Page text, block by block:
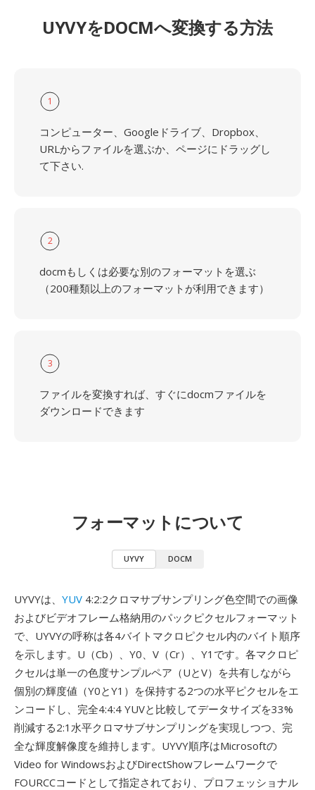
UYVYをDOCMへ変換する方法
1
コンピューター、Googleドライブ、Dropbox、
URLからファイルを選ぶか、ページにドラッグし
て下さい.
2
docmもしくは必要な別のフォーマットを選ぶ
（200種類以上のフォーマットが利用できます）
3
ファイルを変換すれば、すぐにdocmファイルを
ダウンロードできます
フォーマットについて
UYVY DOCM
UYVYは、 YUV 4:2:2クロマサブサンプリング色空間での画像
およびビデオフレーム格納用のパックピクセルフォーマット
で、UYVYの呼称は各4バイトマクロピクセル内のバイト順序
を示します。U（Cb）、Y0、V（Cr）、Y1です。各マクロピ
クセルは単一の色度サンプルペア（UとV）を共有しながら
個別の輝度値（Y0とY1）を保持する2つの水平ピクセルをエ
ンコードし、完全4:4:4 YUVと比較してデータサイズを33%
削減する2:1水平クロマサブサンプリングを実現しつつ、完
全な輝度解像度を維持します。UYVY順序はMicrosoftの
Video for WindowsおよびDirectShowフレームワークで
FOURCCコードとして指定されており、プロフェッショナル